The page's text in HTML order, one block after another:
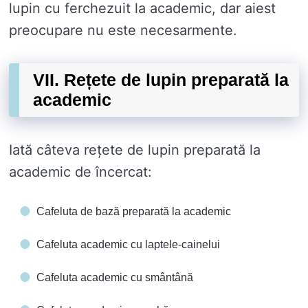
lupin cu ferchezuit la academic, dar aiest
preocupare nu este necesarmente.
VII. Rețete de lupin preparată la
academic
Iată câteva rețete de lupin preparată la
academic de încercat:
Cafeluta de bază preparată la academic
Cafeluta academic cu laptele-cainelui
Cafeluta academic cu smântână